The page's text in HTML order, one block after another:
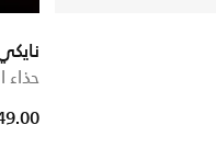
نايكي
حذاء
from
to